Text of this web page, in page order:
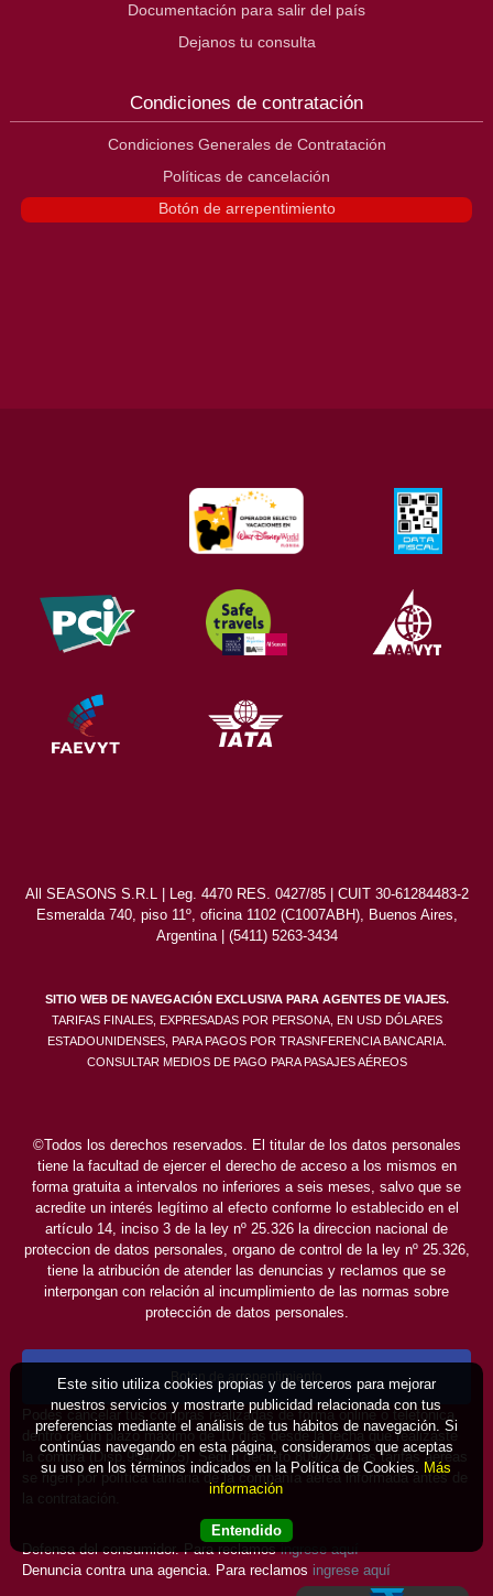
Documentación para salir del país
Dejanos tu consulta
Condiciones de contratación
Condiciones Generales de Contratación
Políticas de cancelación
Botón de arrepentimiento
All SEASONS S.R.L | Leg. 4470 RES. 0427/85 | CUIT 30-61284483-2
Esmeralda 740, piso 11º, oficina 1102 (C1007ABH), Buenos Aires,
Argentina | (5411) 5263-3434
SITIO WEB DE NAVEGACIÓN EXCLUSIVA PARA AGENTES DE VIAJES.
TARIFAS FINALES, EXPRESADAS POR PERSONA, EN USD DÓLARES
ESTADOUNIDENSES, PARA PAGOS POR TRASNFERENCIA BANCARIA.
CONSULTAR MEDIOS DE PAGO PARA PASAJES AÉREOS
©Todos los derechos reservados. El titular de los datos personales
tiene la facultad de ejercer el derecho de acceso a los mismos en
forma gratuita a intervalos no inferiores a seis meses, salvo que se
acredite un interés legítimo al efecto conforme lo establecido en el
artículo 14, inciso 3 de la ley nº 25.326 la direccion nacional de
proteccion de datos personales, organo de control de la ley nº 25.326,
tiene la atribución de atender las denuncias y reclamos que se
interpongan con relación al incumplimiento de las normas sobre
protección de datos personales.
Boton de arrepentimiento
Podés cancelar tus compras realizadas de forma online o telefonica
dentro de un plazo máximo de 10 días desde la fecha que realizaste
la compra (Disp.954/2025). Según decreto 809/2024 las tarifas aéreas
se rigen por política tarifaria de la compañía aérea informada antes de
la contratación.
Defensa del consumidor. Para reclamosingrese aquí
Denuncia contra una agencia. Para reclamos ingrese aquí
Este sitio utiliza cookies propias y de terceros para mejorar
nuestros servicios y mostrarte publicidad relacionada con tus
preferencias mediante el análisis de tus hábitos de navegación. Si
continúas navegando en esta página, consideramos que aceptas
su uso en los términos indicados en la Política de Cookies. Más
información
Entendido